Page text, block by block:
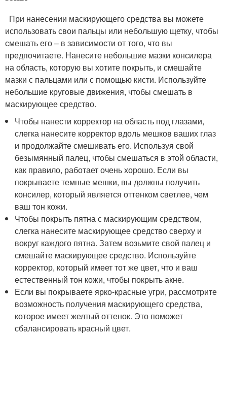
При нанесении маскирующего средства вы можете
использовать свои пальцы или небольшую щетку, чтобы
смешать его – в зависимости от того, что вы
предпочитаете. Нанесите небольшие мазки консилера
на область, которую вы хотите покрыть, и смешайте
мазки с пальцами или с помощью кисти. Используйте
небольшие круговые движения, чтобы смешать в
маскирующее средство.
Чтобы нанести корректор на область под глазами,
слегка нанесите корректор вдоль мешков ваших глаз
и продолжайте смешивать его. Используя свой
безымянный палец, чтобы смешаться в этой области,
как правило, работает очень хорошо. Если вы
покрываете темные мешки, вы должны получить
консилер, который является оттенком светлее, чем
ваш тон кожи.
Чтобы покрыть пятна с маскирующим средством,
слегка нанесите маскирующее средство сверху и
вокруг каждого пятна. Затем возьмите свой палец и
смешайте маскирующее средство. Используйте
корректор, который имеет тот же цвет, что и ваш
естественный тон кожи, чтобы покрыть акне.
Если вы покрываете ярко-красные угри, рассмотрите
возможность получения маскирующего средства,
которое имеет желтый оттенок. Это поможет
сбалансировать красный цвет.